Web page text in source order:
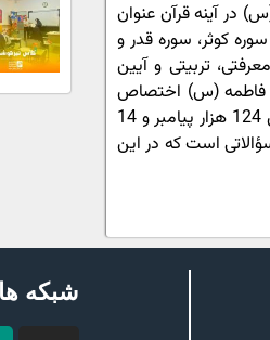
آینه قرآن عنوان
کوثر، سوره قدر و
تربیتی و آیین
فاطمه (س) اختصاص
یافته است. پرسش‌هایی چون چرا فاطمه (س) با این همه مقامات و فضایل به عنوان پیامبر برگزیده نشد؟، چرا در بین 124 هزار پیامبر و 14
است که در این
شبکه